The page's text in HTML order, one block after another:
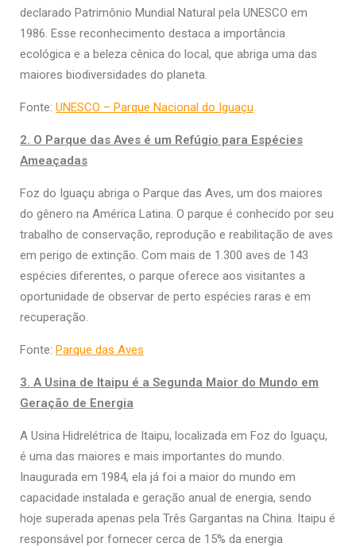
declarado Patrimônio Mundial Natural pela UNESCO em
1986. Esse reconhecimento destaca a importância
ecológica e a beleza cênica do local, que abriga uma das
maiores biodiversidades do planeta.
Fonte: UNESCO – Parque Nacional do Iguaçu
2. O Parque das Aves é um Refúgio para Espécies
Ameaçadas
Foz do Iguaçu abriga o Parque das Aves, um dos maiores
do gênero na América Latina. O parque é conhecido por seu
trabalho de conservação, reprodução e reabilitação de aves
em perigo de extinção. Com mais de 1.300 aves de 143
espécies diferentes, o parque oferece aos visitantes a
oportunidade de observar de perto espécies raras e em
recuperação.
Fonte: Parque das Aves
3. A Usina de Itaipu é a Segunda Maior do Mundo em
Geração de Energia
A Usina Hidrelétrica de Itaipu, localizada em Foz do Iguaçu,
é uma das maiores e mais importantes do mundo.
Inaugurada em 1984, ela já foi a maior do mundo em
capacidade instalada e geração anual de energia, sendo
hoje superada apenas pela Três Gargantas na China. Itaipu é
responsável por fornecer cerca de 15% da energia